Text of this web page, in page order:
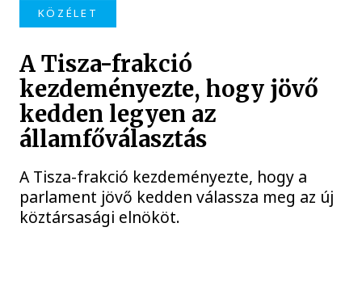
KÖZÉLET
A Tisza-frakció
kezdeményezte, hogy jövő
kedden legyen az
államfőválasztás
A Tisza-frakció kezdeményezte, hogy a
parlament jövő kedden válassza meg az új
köztársasági elnököt.